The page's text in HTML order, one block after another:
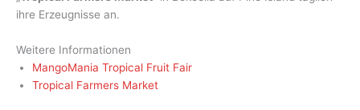
ihre Erzeugnisse an.
Weitere Informationen
MangoMania Tropical Fruit Fair
Tropical Farmers Market